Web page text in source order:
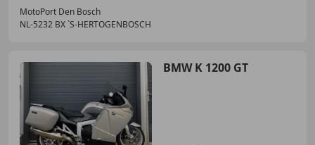
MotoPort Den Bosch
NL-5232 BX `S-HERTOGENBOSCH
BMW K 1200 GT